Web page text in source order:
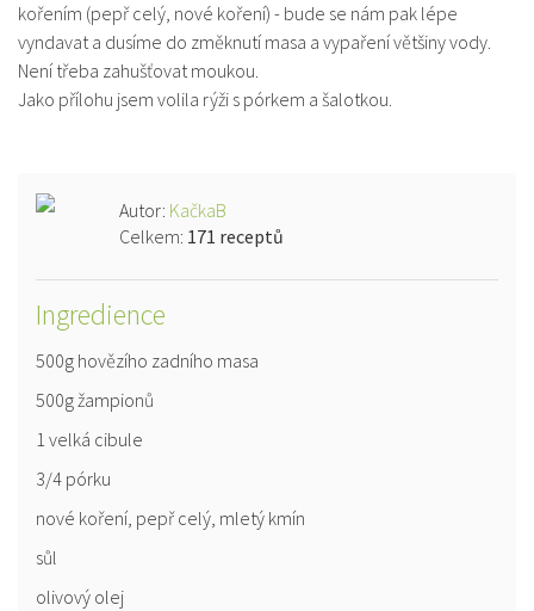
kořením (pepř celý, nové koření) - bude se nám pak lépe
vyndavat a dusíme do změknutí masa a vypaření většiny vody.
Není třeba zahušťovat moukou.
Jako přílohu jsem volila rýži s pórkem a šalotkou.
Autor: KačkaB
Celkem: 171 receptů
Ingredience
500g hovězího zadního masa
500g žampionů
1 velká cibule
3/4 pórku
nové koření, pepř celý, mletý kmín
sůl
olivový olej